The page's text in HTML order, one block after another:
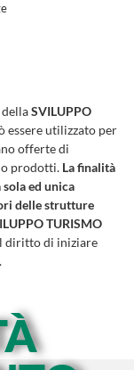
SVILUPPO
essere utilizzato per
offerte di
prodotti. La finalità
ed unica
delle strutture
TURISMO
diritto di iniziare